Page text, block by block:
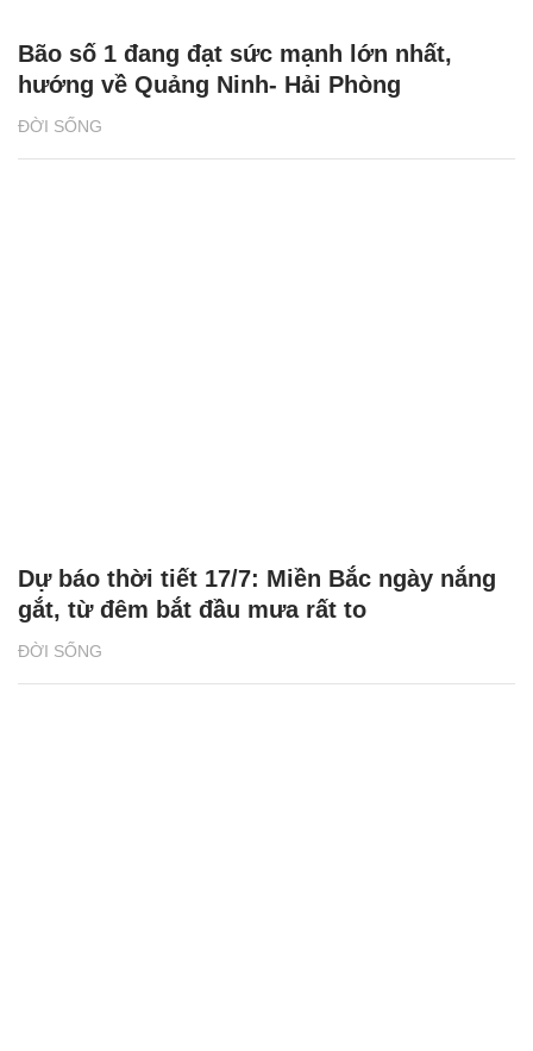
ĐỜI SỐNG
Bão số 1 đang đạt sức mạnh lớn nhất,
hướng về Quảng Ninh- Hải Phòng
ĐỜI SỐNG
Dự báo thời tiết 17/7: Miền Bắc ngày nắng
gắt, từ đêm bắt đầu mưa rất to